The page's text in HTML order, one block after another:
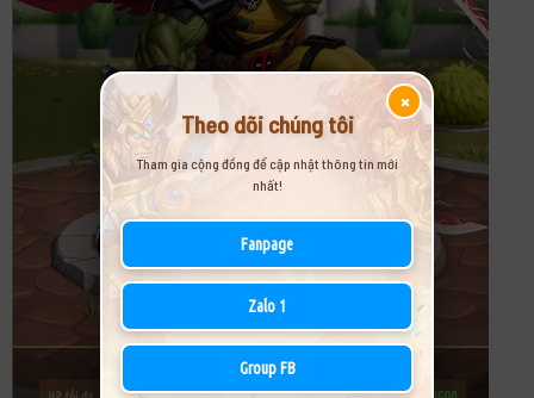
×
Theo dõi chúng tôi
Tham gia cộng đồng để cập nhật thông tin mới
nhất!
Fanpage
Zalo 1
Group FB